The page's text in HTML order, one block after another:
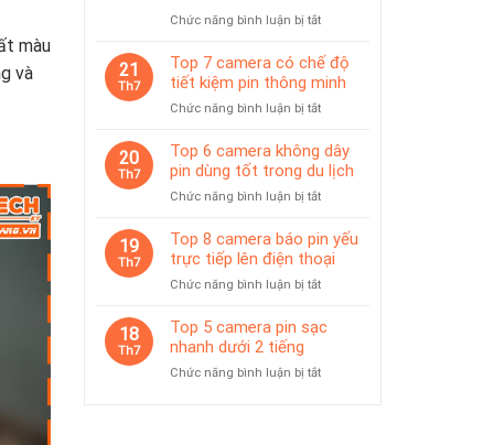
màu
và
giám
tạm
thời
Chức năng bình luận bị tắtở
Camera
Được
Chuộng
Đà
Nẵng
Chọn
Thương
Hiệu
21
Th7
Top 7 camera có chế độ
tiết kiệm pin thông minh
Chức năng bình luận bị tắtở
camera
chế
tiết
kiệm
20
Th7
Top 6 camera không dây
pin dùng tốt trong du lịch
Chức năng bình luận bị tắtở
6
camera
không
dây
dùng
19
Th7
Top 8 camera báo pin yếu
trực tiếp lên điện thoại
Chức năng bình luận bị tắtở
8
pin
18
Th7
Top 5 camera pin sạc
nhanh dưới 2 tiếng
Chức năng bình luận bị tắtở